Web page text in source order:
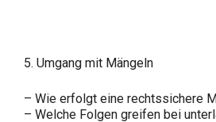
5. Umgang mit Mängeln
– Wie erfolgt eine rechtssichere
– Welche Folgen greifen bei